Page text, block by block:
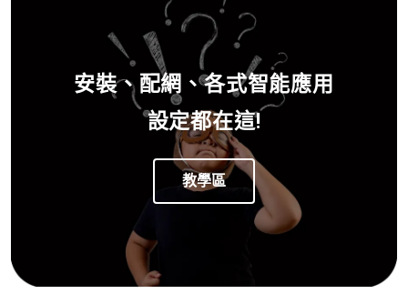
安裝、配網、各式智能應用
設定都在這!
教學區